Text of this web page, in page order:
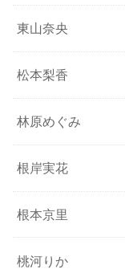
東山奈央
松本梨香
林原めぐみ
根岸実花
根本京里
桃河りか